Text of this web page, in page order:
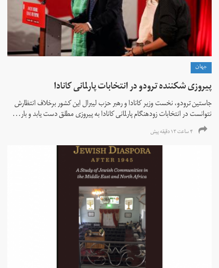
جهان
پیروزی شکننده ترودو در انتخابات پارلمانی کانادا
جاستین ترودو، نخست وزیر کانادا و رهبر حزب لیبرال این کشور برخلاف انتظارش
نتوانست در انتخابات زود‌هنگام پارلمانی کانادا به پیروزی مطلق دست یابد و بار...
۴ ساعت ۱۳ دقیقه پیش